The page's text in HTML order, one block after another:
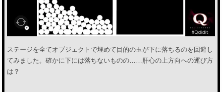
ステージを全てオブジェクトで埋めて目的の玉が下に落ちるのを回避し
てみました。確かに下には落ちないものの……肝心の上方向への運び方
は？